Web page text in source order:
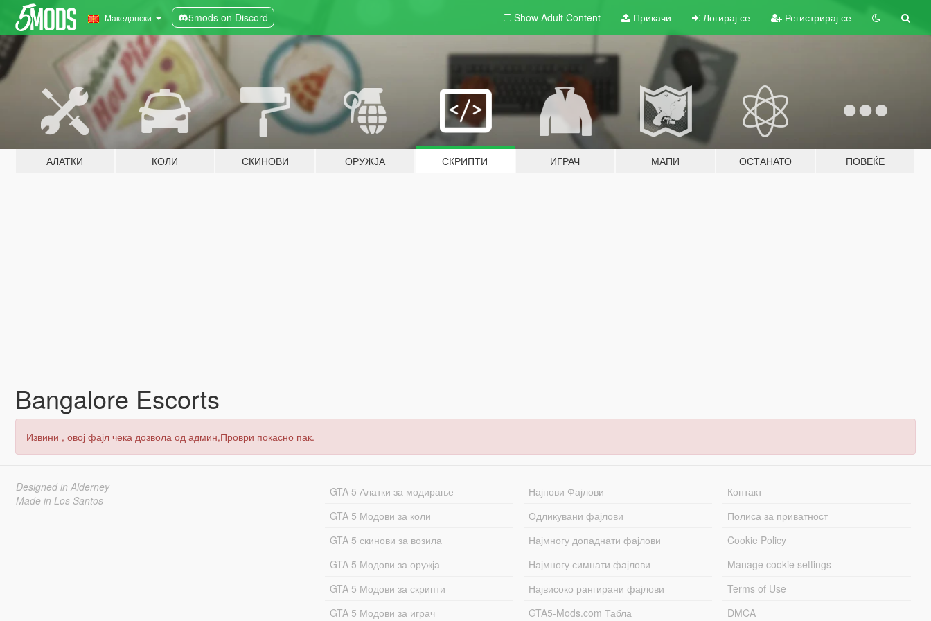
Македонски 5mods on Discord Show Adult Content Прикачи Логирај се Регистрирај се
АЛАТКИ КОЛИ СКИНОВИ ОРУЖЈА СКРИПТИ ИГРАЧ МАПИ ОСТАНАТО ПОВЕЌЕ
Bangalore Escorts
Извини , овој фајл чека дозвола од админ,Проври покасно пак.
Designed in Alderney
Made in Los Santos
GTA 5 Алатки за модирање
GTA 5 Модови за коли
GTA 5 скинови за возила
GTA 5 Модови за оружја
GTA 5 Модови за скрипти
GTA 5 Модови за играч
Најнови Фајлови
Одликувани фајлови
Најмногу допаднати фајлови
Најмногу симнати фајлови
Највисоко рангирани фајлови
GTA5-Mods.com Табла
Контакт
Полиса за приватност
Cookie Policy
Manage cookie settings
Terms of Use
DMCA